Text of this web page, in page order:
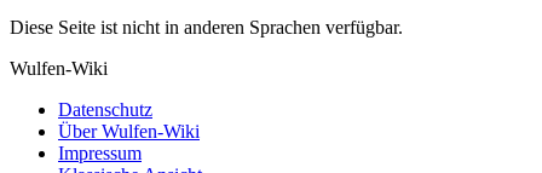
Diese Seite ist nicht in anderen Sprachen verfügbar.
Wulfen-Wiki
Datenschutz
Über Wulfen-Wiki
Impressum